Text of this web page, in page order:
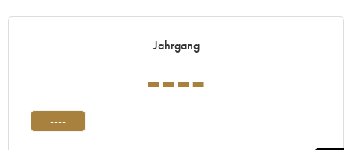
Jahrgang
----
----